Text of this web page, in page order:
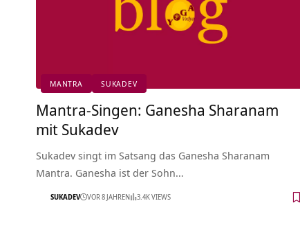
MANTRA SUKADEV
Mantra-Singen: Ganesha Sharanam
mit Sukadev
Sukadev singt im Satsang das Ganesha Sharanam
Mantra. Ganesha ist der Sohn…
SUKADEV VOR 8 JAHREN 3.4K VIEWS